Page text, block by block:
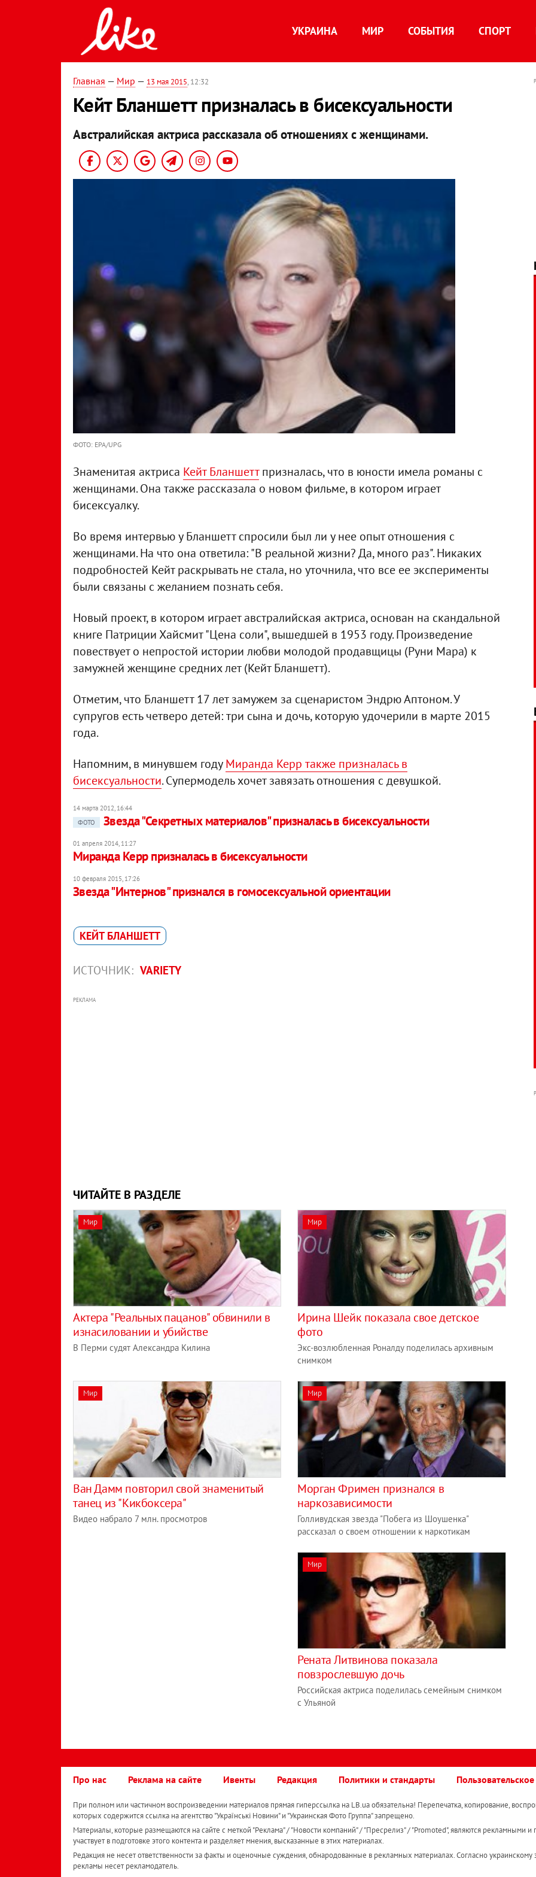
УКРАИНА МИР СОБЫТИЯ СПОРТ
Главная — Мир — 13 мая 2015, 12:32
Кейт Бланшетт призналась в бисексуальности
Австралийская актриса рассказала об отношениях с женщинами.
ФОТО: EPA/UPG
Знаменитая актриса Кейт Бланшеттпризналась, что в юности имела романы с
женщинами. Она также рассказала о новом фильме, в котором играет
бисексуалку.
Во время интервью у Бланшетт спросили был ли у нее опыт отношения с
женщинами. На что она ответила: "В реальной жизни? Да, много раз". Никаких
подробностей Кейт раскрывать не стала, но уточнила, что все ее эксперименты
были связаны с желанием познать себя.
Новый проект, в котором играет австралийская актриса, основан на скандальной
книге Патриции Хайсмит "Цена соли", вышедшей в 1953 году. Произведение
повествует о непростой истории любви молодой продавщицы (Руни Мара) к
замужней женщине средних лет (Кейт Бланшетт).
Отметим, что Бланшетт 17 лет замужем за сценаристом Эндрю Аптоном. У
супругов есть четверо детей: три сына и дочь, которую удочерили в марте 2015
года.
Напомним, в минувшем годуМиранда Керр также призналась в
бисексуальности. Супермодель хочет завязать отношения с девушкой.
14 марта 2012, 16:44
ФОТО
Звезда "Секретных материалов" призналась в бисексуальности
01 апреля 2014, 11:27
Миранда Керр призналась в бисексуальности
10 февраля 2015, 17:26
Звезда "Интернов" признался в гомосексуальной ориентации
КЕЙТ БЛАНШЕТТ
ИСТОЧНИК: VARIETY
РЕКЛАМА
ЧИТАЙТЕ В РАЗДЕЛЕ
Мир
Актера "Реальных пацанов" обвинили в
изнасиловании и убийстве
В Перми судят Александра Килина
Мир
Ирина Шейк показала свое детское
фото
Экс-возлюбленная Роналду поделилась архивным
снимком
Мир
Ван Дамм повторил свой знаменитый
танец из "Кикбоксера"
Видео набрало 7 млн. просмотров
Мир
Морган Фримен признался в
наркозависимости
Голливудская звезда "Побега из Шоушенка"
рассказал о своем отношении к наркотикам
Мир
Рената Литвинова показала
повзрослевшую дочь
Российская актриса поделилась семейным снимком
с Ульяной
Про нас Реклама на сайте Ивенты Редакция Политики и стандарты
При полном или частичном воспроизведении материалов прямая гиперссылка на LB.ua обязательна! Перепечатка, копирование,
которых содержится ссылка на агентство "Українськi Новини" и "Украинская Фото Группа" запрещено.
Материалы, которые размещаются на сайте с меткой "Реклама" / "Новости компаний" / "Пресрелиз" / "Promoted", являются рекламными и
участвует в подготовке этого контента и разделяет мнения, высказанные в этих материалах.
Редакция не несет ответственности за факты и оценочные суждения, обнародованные в рекламных материалах. Согласно украинскому
рекламы несет рекламодатель.